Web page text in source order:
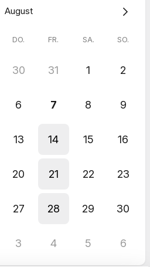
August
DO. FR. SA. SO.
30 31 1 2
6 7 8 9
13 14 15 16
20 21 22 23
27 28 29 30
3 4 5 6